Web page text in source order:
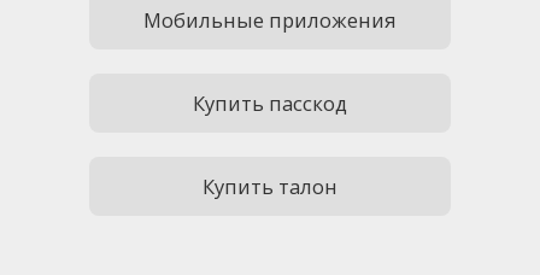
Мобильные приложения
Купить пасскод
Купить талон